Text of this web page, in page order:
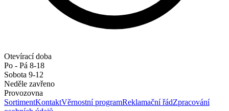
Otevírací doba
Po - Pá 8-18
Sobota 9-12
Neděle zavřeno
Provozovna
SortimentKontaktVěrnostní programReklamační řádZpracování